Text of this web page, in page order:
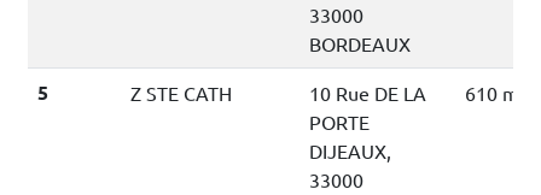
33000
BORDEAUX
5 Z STE CATH
10 Rue DE LA
PORTE
DIJEAUX,
33000
610